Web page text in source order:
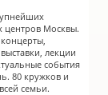
центров Москвы.
лекции
события
80 кружков и
семьи.